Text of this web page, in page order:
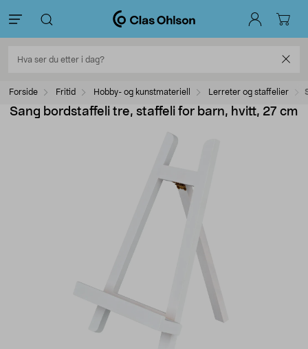
Forside Fritid Hobby- og kunstmateriell Lerreter og staffelier
Sang bordstaffeli tre, staffeli for barn, hvitt, 27 cm